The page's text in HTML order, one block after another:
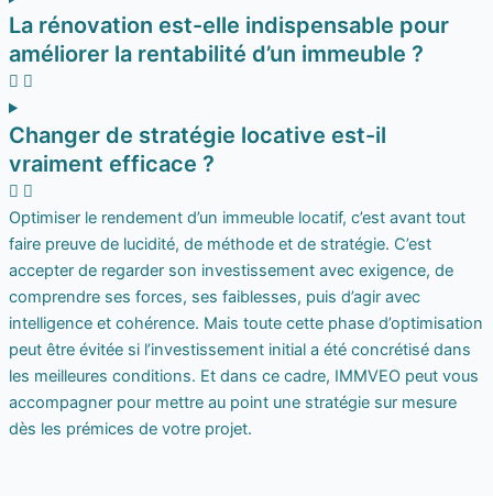
La rénovation est-elle indispensable pour
améliorer la rentabilité d’un immeuble ?
Changer de stratégie locative est-il
vraiment efficace ?
Optimiser le rendement d’un immeuble locatif, c’est avant tout
faire preuve de lucidité, de méthode et de stratégie. C’est
accepter de regarder son investissement avec exigence, de
comprendre ses forces, ses faiblesses, puis d’agir avec
intelligence et cohérence. Mais toute cette phase d’optimisation
peut être évitée si l’investissement initial a été concrétisé dans
les meilleures conditions. Et dans ce cadre, IMMVEO peut vous
accompagner pour mettre au point une stratégie sur mesure
dès les prémices de votre projet.